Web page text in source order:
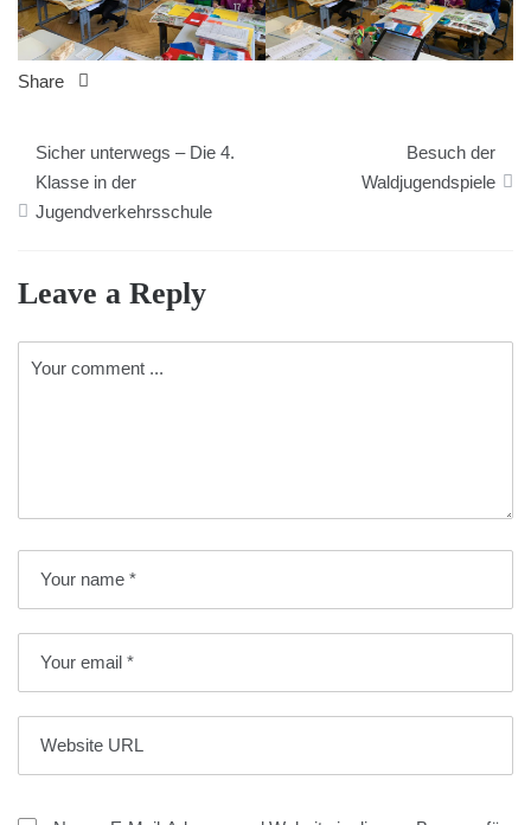
Share
Sicher unterwegs – Die 4.
Klasse in der
Jugendverkehrsschule
Besuch der
Waldjugendspiele
Leave a Reply